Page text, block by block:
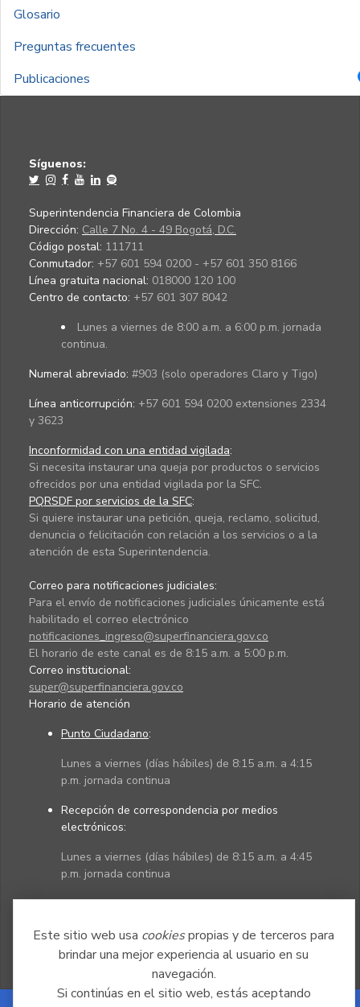
Este sitio web usa cookiespropias y de terceros para
brindar una mejor experiencia al usuario en su
navegación.
Si continúas en el sitio web, estás aceptando
Glosario
Preguntas frecuentes
Publicaciones
Síguenos:
Superintendencia Financiera de Colombia
Dirección: Calle 7 No. 4 - 49 Bogotá, D.C.
Código postal: 111711
Conmutador: +57 601 594 0200 - +57 601 350 8166
Línea gratuita nacional: 018000 120 100
Centro de contacto: +57 601 307 8042
Lunes a viernes de 8:00 a.m. a 6:00 p.m. jornada
continua.
Numeral abreviado: #903 (solo operadores Claro y Tigo)
Línea anticorrupción: +57 601 594 0200 extensiones 2334
y 3623
Inconformidad con una entidad vigilada:
Si necesita instaurar una queja por productos o servicios
ofrecidos por una entidad vigilada por la SFC.
PQRSDF por servicios de la SFC:
Si quiere instaurar una petición, queja, reclamo, solicitud,
denuncia o felicitación con relación a los servicios o a la
atención de esta Superintendencia.
Correo para notificaciones judiciales:
Para el envío de notificaciones judiciales únicamente está
habilitado el correo electrónico
notificaciones_ingreso@superfinanciera.gov.co
El horario de este canal es de 8:15 a.m. a 5:00 p.m.
Correo institucional:
super@superfinanciera.gov.co
Horario de atención
Punto Ciudadano:
Lunes a viernes (días hábiles) de 8:15 a.m. a 4:15
p.m. jornada continua
Recepción de correspondencia por medios
electrónicos:
Lunes a viernes (días hábiles) de 8:15 a.m. a 4:45
p.m. jornada continua